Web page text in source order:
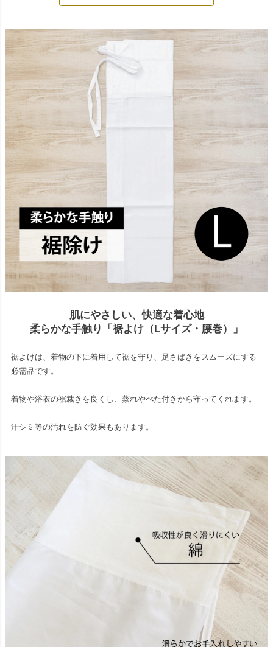
肌にやさしい、快適な着心地
柔らかな手触り「裾よけ（Lサイズ・腰巻）」
裾よけは、着物の下に着用して裾を守り、足さばきをスムーズにする
必需品です。
着物や浴衣の裾裁きを良くし、蒸れやべた付きから守ってくれます。
汗シミ等の汚れを防ぐ効果もあります。